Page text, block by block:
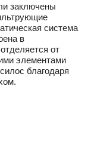
заключены
система
в
от
элементами
благодаря